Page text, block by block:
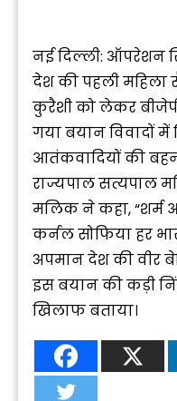
नई दिल्ली: ऑपरेशन
देश की पहली महिला
कुरैशी को लेकर बीजेपी
गया बयान विवादों में
आतंकवादियों की बहन
राज्यपाल सत्यपाल
मलिक ने कहा, “शर्म
कर्नल सोफिया हर
अपमान देश की वीर
इस बयान की कड़ी
खिलाफ बताया।